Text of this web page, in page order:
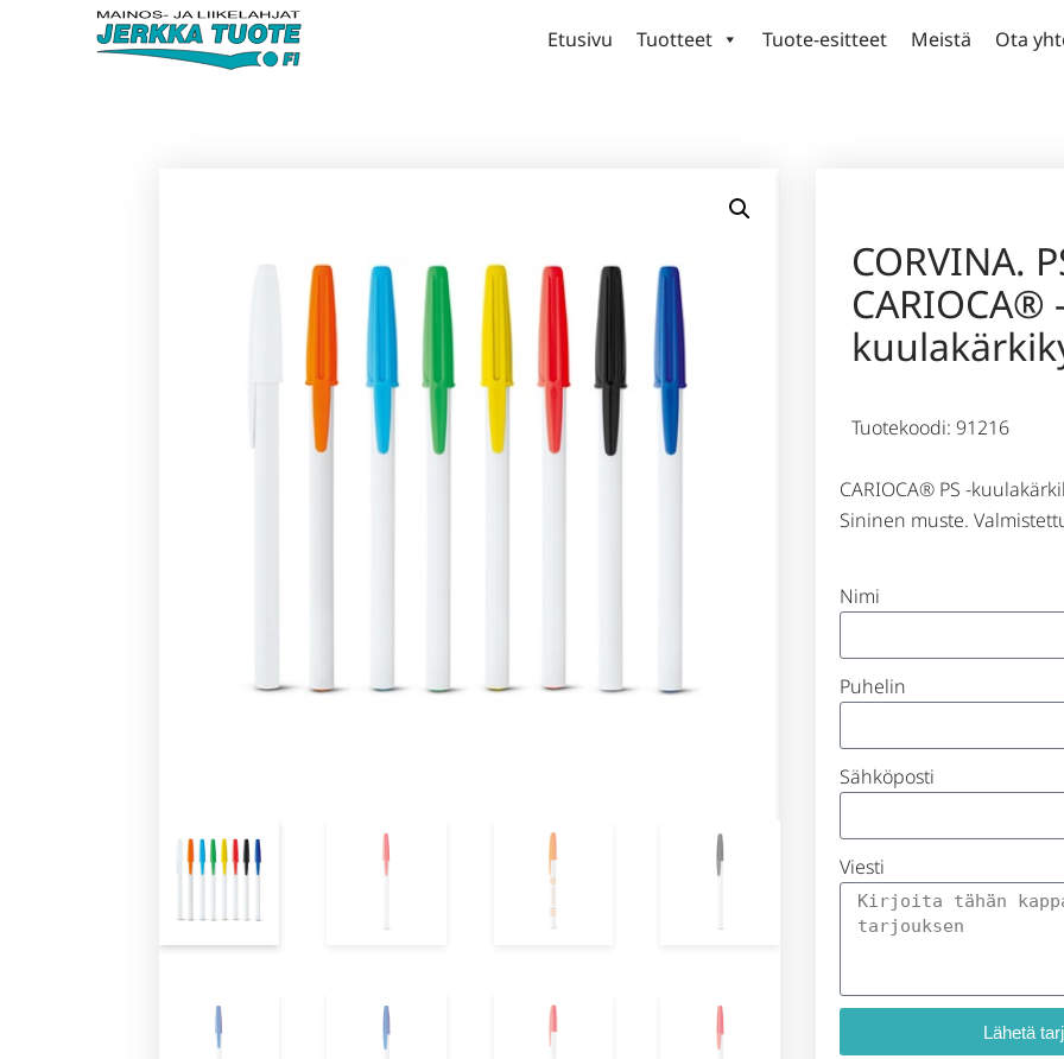
Etusivu Tuotteet Tuote-esitteet Meistä Ota
CORVINA.
CARIOCA® -
Tuotekoodi: 91216
CARIOCA® PS -
Sininen muste.
Nimi
Puhelin
Sähköposti
Viesti
Lähetä